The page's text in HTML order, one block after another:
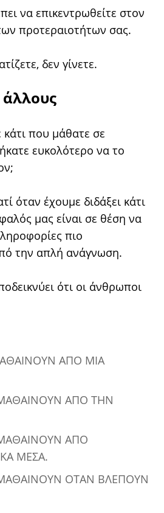
να επικεντρωθείτε στον
προτεραιοτήτων σας.
δεν γίνετε.
άλλους
κάτι που μάθατε σε
ευκολότερο να το
όταν έχουμε διδάξει κάτι
μας είναι σε θέση να
πιο
την απλή ανάγνωση.
ότι οι άνθρωποι
ΑΠΟ ΜΙΑ
ΜΑΘΑΙΝΟΥΝ ΑΠΟ ΤΗΝ
ΑΠΟ
ΜΕΣΑ.
ΜΑΘΑΙΝΟΥΝ ΟΤΑΝ ΒΛΕΠΟΥΝ